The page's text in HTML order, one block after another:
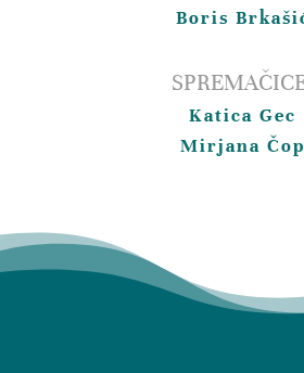
Boris
Katica Gec
Mirjana Čop